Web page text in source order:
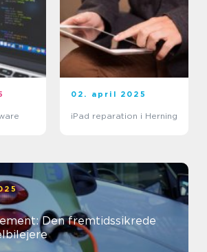
02. april 2025
iPad reparation i Herning
Den fremtidssikrede